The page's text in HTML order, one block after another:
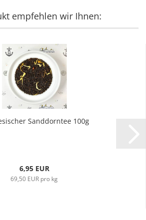
empfehlen wir Ihnen:
Sanddorntee 100g
6,95 EUR
69,50 EUR pro kg